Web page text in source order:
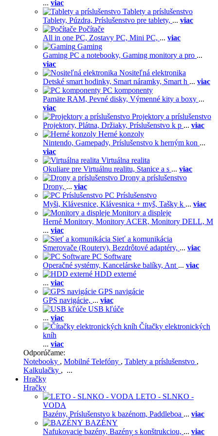
... viac
Tablety a príslušenstvo
Tablety, Púzdra, Príslušenstvo pre tablety, ... viac
Počítače
All in one PC, Zostavy PC, Mini PC, ... viac
Gaming
Gaming PC a notebooky, Gaming monitory a pro ...
viac
Nositeľná elektronika
Detské smart hodinky, Smart náramky, Smart h ... viac
PC komponenty
Pamäte RAM, Pevné disky, Výmenné kity a boxy ...
viac
Projektory a príslušenstvo
Projektory, Plátna, Držiaky, Príslušenstvo k p ... viac
Herné konzoly
Nintendo, Gamepady, Príslušenstvo k herným kon ...
viac
Virtuálna realita
Okuliare pre Virtuálnu realitu, Stanice a s ... viac
Drony a príslušenstvo
Drony, ... viac
PC Príslušenstvo
Myši, Klávesnice, Klávesnica + myš, Tašky k ... viac
Monitory a displeje
Herné Monitory, Monitory ACER, Monitory DELL, M
... viac
Sieť a komunikácia
Smerovače (Routery), Bezdrôtové adaptéry, ... viac
PC Software
Operačné systémy, Kancelárske balíky, Ant ... viac
HDD externé
... viac
GPS navigácie
GPS navigácie, ... viac
USB kľúče
... viac
Čítačky elektronických
kníh
... viac
Odporúčame:
Notebooky , Mobilné Telefóny , Tablety a príslušenstvo ,
Kalkulačky , ...
Hračky
Hračky
LETO - SLNKO -
VODA
Bazény, Príslušenstvo k bazénom, Paddleboa ... viac
BAZÉNY
Nafukovacie bazény, Bazény s konštrukciou, ... viac